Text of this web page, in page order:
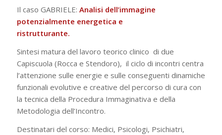
Il caso GABRIELE: Analisi dell’immagine
potenzialmente energetica e
ristrutturante.
Sintesi matura del lavoro teorico clinico di due
Capiscuola (Rocca e Stendoro), il ciclo di incontri centra
l’attenzione sulle energie e sulle conseguenti dinamiche
funzionali evolutive e creative del percorso di cura con
la tecnica della Procedura Immaginativa e della
Metodologia dell’Incontro.
Destinatari del corso: Medici, Psicologi, Psichiatri,